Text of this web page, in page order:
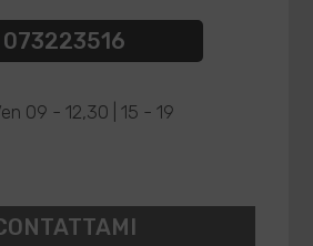
073223516
09 - 12,30 | 15 - 19